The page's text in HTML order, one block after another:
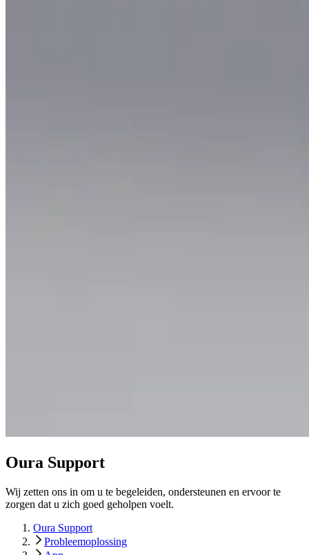
Oura Support
Wij zetten ons in om u te begeleiden, ondersteunen en ervoor te
zorgen dat u zich goed geholpen voelt.
Oura Support
Probleemoplossing